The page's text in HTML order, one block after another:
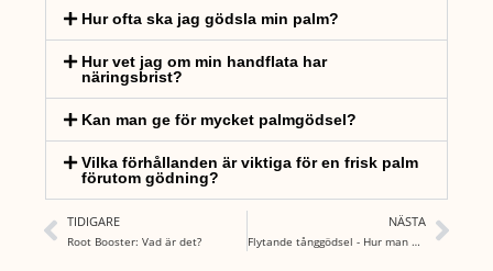
Hur ofta ska jag gödsla min palm?
Hur vet jag om min handflata har
näringsbrist?
Kan man ge för mycket palmgödsel?
Vilka förhållanden är viktiga för en frisk palm
förutom gödning?
TIDIGARE
Root Booster: Vad är det?
NÄSTA
Flytande tånggödsel - Hur man använder den